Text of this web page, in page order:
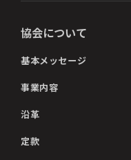
協会について
基本メッセージ
事業内容
沿革
定款